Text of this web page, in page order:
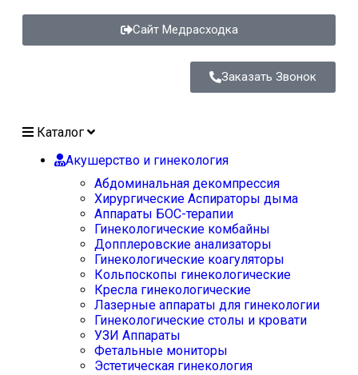
Сайт Медрасходка
Заказать Звонок
Каталог
Акушерство и гинекология
Абдоминальная декомпрессия
Хирургические Аспираторы дыма
Аппараты БОС-терапии
Гинекологические комбайны
Допплеровские анализаторы
Гинекологические коагуляторы
Кольпоскопы гинекологические
Кресла гинекологические
Лазерные аппараты для гинекологии
Гинекологические столы и кровати
УЗИ Аппараты
Фетальные мониторы
Эстетическая гинекология